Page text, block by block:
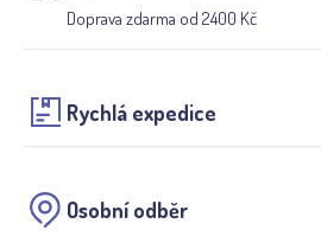
Doprava zdarma od 2400 Kč
Rychlá expedice
Osobní odběr